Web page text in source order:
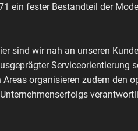
ein fester Bestandteil der
sind wir nah an unseren
Serviceorientierung
organisieren zudem den